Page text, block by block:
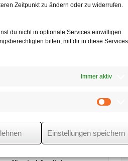
Zeitpunkt zu ändern oder zu widerrufen.
du nicht in optionale Services einwilligen.
bitten, mit dir in diese Services
Immer aktiv
Einstellungen speichern